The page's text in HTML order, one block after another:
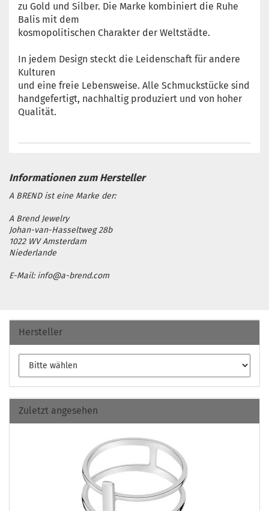
zu Gold und Silber. Die Marke kombiniert die Ruhe
Balis mit dem
kosmopolitischen Charakter der Weltstädte.
In jedem Design steckt die Leidenschaft für andere
Kulturen
und eine freie Lebensweise. Alle Schmuckstücke sind
handgefertigt, nachhaltig produziert und von hoher
Qualität.
A BREND ist eine Marke der:
A Brend Jewelry
Johan-van-Hasseltweg 28b
1022 WV Amsterdam
Niederlande
E-Mail: info@a-brend.com
Hersteller
Zuletzt angesehen